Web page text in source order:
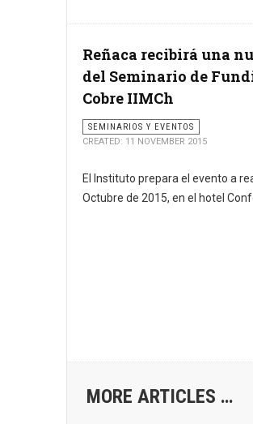
Reñaca recibirá una
del Seminario de
Cobre IIMCh
SEMINARIOS Y EVENTOS
CREATED: 11 NOVEMBER 2015
El Instituto prepara el evento a
Octubre de 2015, en el hotel
MORE ARTICLES …